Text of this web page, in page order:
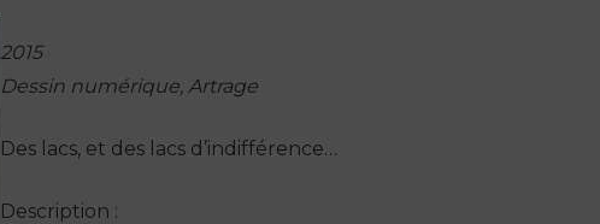
2015
Dessin numérique, Artrage
Des lacs, et des lacs d’indifférence…
Description :